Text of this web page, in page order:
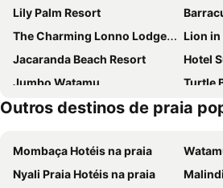
Lily Palm Resort
The Charming Lonno Lodge Watamu
Lion in
Jacaranda Beach Resort
Hotel
Jumbo Watamu
Turtle
Havilla Gardens Watamu
White
Outros destinos de praia
Mombaça Hotéis na praia
Nyali Praia Hotéis na praia